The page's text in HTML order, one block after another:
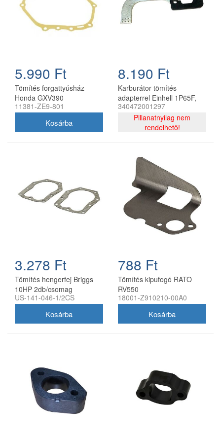
5.990 Ft
Tömítés forgattyúsház
Honda GXV390
olajteknőhöz 11381-ZE9-
11381-ZE9-801
8.190 Ft
Karburátor tömítés
adapterrel Einhell 1P65F,
1P70F
340472001297
Pillanatnyilag nem
rendelhető!
3.278 Ft
Tömítés hengerfej Briggs
10HP 2db/csomag
utángyártott
US-141-046-1/2CS
788 Ft
Tömítés kipufogó RATO
RV550
18001-Z910210-00A0